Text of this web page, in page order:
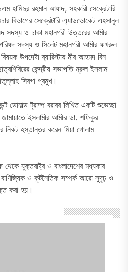
হামিদুর রহমান আযাদ, সহকারী সেক্রেটারি
বিভাগের সেক্রেটারি এ্যাডভোকেট এহসানুল
সদস্য ও ঢাকা মহানগরী উত্তরের আমীর
সদস্য ও সিলেট মহানগরী আমীর ফখরুল
উপদেষ্টা ব্যারিস্টার মীর আহমদ বিন
কেন্দ্রীয় সভাপতি নূরুল ইসলাম
সিবগা প্রমুখ।
ডোনাল্ড ট্রাম্প বরাবর লিখিত একটি শুভেচ্ছা
জামায়াতে ইসলামীর আমীর ডা. শফিকুর
নিকট হস্তান্তর করেন মিয়া গোলাম
যুক্তরাষ্ট্র ও বাংলাদেশের মধ্যকার
বাণিজ্যিক ও কূটনৈতিক সম্পর্ক আরো সুদৃঢ় ও
করা হয়।